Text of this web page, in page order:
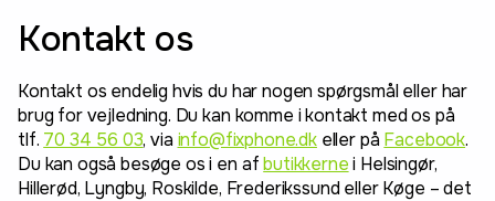
Kontakt os
Kontakt os endelig hvis du har nogen spørgsmål eller har
brug for vejledning. Du kan komme i kontakt med os på
tlf. 70 34 56 03, via info@fixphone.dkeller på Facebook.
Du kan også besøge os i en afbutikkernei Helsingør,
Hillerød, Lyngby, Roskilde, Frederikssund eller Køge – det